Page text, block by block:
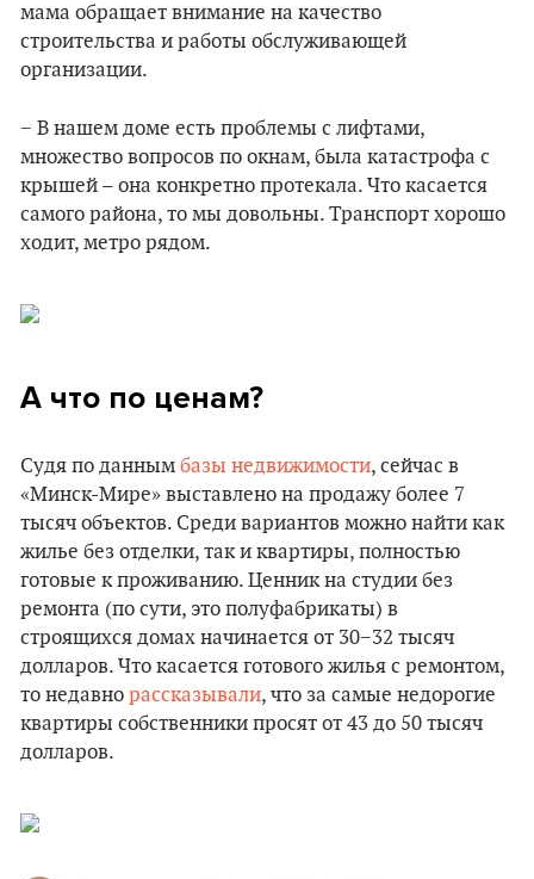
мама обращает внимание на качество
строительства и работы обслуживающей
организации.
− В нашем доме есть проблемы с лифтами,
множество вопросов по окнам, была катастрофа с
крышей – она конкретно протекала. Что касается
самого района, то мы довольны. Транспорт хорошо
ходит, метро рядом.
А что по ценам?
Судя по данным базы недвижимости, сейчас в
«Минск-Мире» выставлено на продажу более 7
тысяч объектов. Среди вариантов можно найти как
жилье без отделки, так и квартиры, полностью
готовые к проживанию. Ценник на студии без
ремонта (по сути, это полуфабрикаты) в
строящихся домах начинается от 30−32 тысяч
долларов. Что касается готового жилья с ремонтом,
то недавно рассказывали, что за самые недорогие
квартиры собственники просят от 43 до 50 тысяч
долларов.